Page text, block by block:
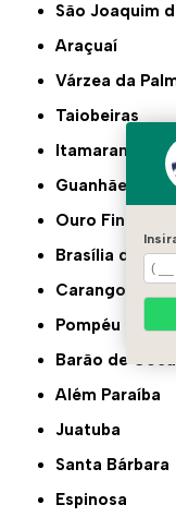
São Joaquim
Araçuaí
Várzea da
Taiobeiras
Itamarandiba
Guanhães
Ouro Fino
Brasília de
Carangola
Pompéu
Barão de
Além Paraíba
Juatuba
Santa Bárbara
Espinosa